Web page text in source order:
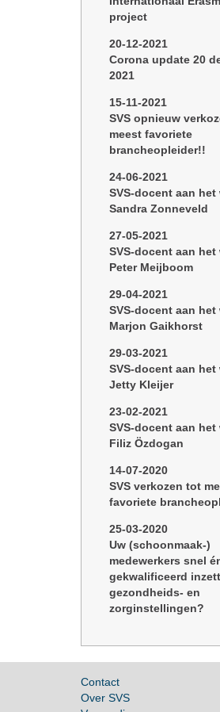
project
20-12-2021
Corona update 20
2021
15-11-2021
SVS opnieuw
meest favoriete
brancheopleider!!
24-06-2021
SVS-docent aan het
Sandra Zonneveld
27-05-2021
SVS-docent aan het
Peter Meijboom
29-04-2021
SVS-docent aan het
Marjon Gaikhorst
29-03-2021
SVS-docent aan het
Jetty Kleijer
23-02-2021
SVS-docent aan het
Filiz Özdogan
14-07-2020
SVS verkozen tot
favoriete
25-03-2020
Uw (schoonmaak-)
medewerkers snel
gekwalificeerd
gezondheids- en
zorginstellingen?
Contact
Over SVS